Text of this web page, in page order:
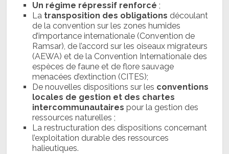
Un régime répressif renforcé ;
La transposition des obligations découlant
de la convention sur les zones humides
d’importance internationale (Convention de
Ramsar), de l’accord sur les oiseaux migrateurs
(AEWA) et de la Convention Internationale des
espèces de faune et de flore sauvage
menacées d’extinction (CITES);
De nouvelles dispositions sur les conventions
locales de gestion et des chartes
intercommunautaires pour la gestion des
ressources naturelles ;
La restructuration des dispositions concernant
l’exploitation durable des ressources
halieutiques.